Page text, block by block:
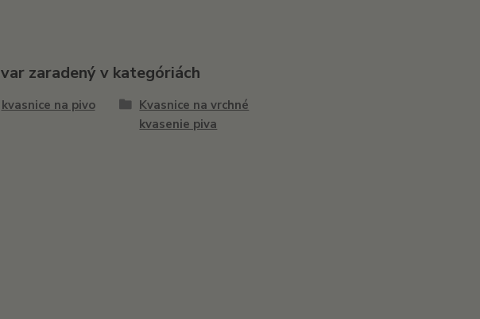
zaradený v kategóriách
kvasnice na pivo
Kvasnice na vrchné
kvasenie piva